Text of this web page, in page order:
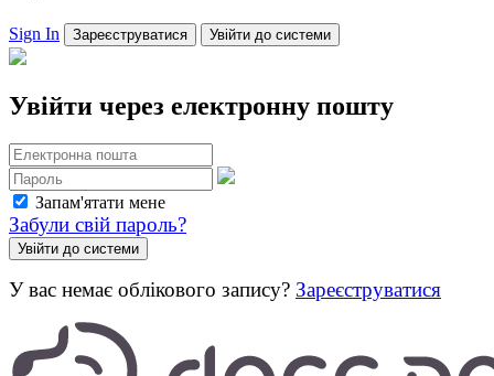
Sign In Зареєструватися Увійти до системи
Увійти через електронну пошту
Запам'ятати мене
Забули свій пароль?
У вас немає облікового запису? Зареєструватися